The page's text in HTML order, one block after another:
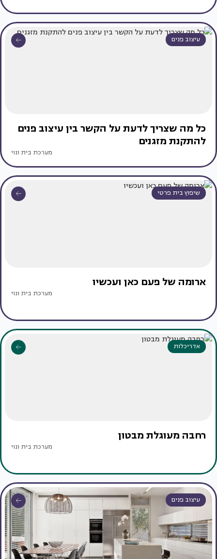
עיצוב פנים
כל מה שצריך לדעת על הקשר בין עיצוב פנים
להתקנת מזגנים
מערכת בית ונוי
שיפוץ בית פרטי
ארומה של פעם כאן ועכשיו
מערכת בית ונוי
אדריכלות
רחבה מעוגלת מבטון
מערכת בית ונוי
עיצוב פנים